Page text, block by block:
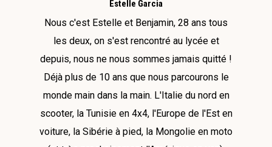
Estelle Garcia
Nous c'est Estelle et Benjamin, 28 ans tous
les deux, on s'est rencontré au lycée et
depuis, nous ne nous sommes jamais quitté !
Déjà plus de 10 ans que nous parcourons le
monde main dans la main. L'Italie du nord en
scooter, la Tunisie en 4x4, l'Europe de l'Est en
voiture, la Sibérie à pied, la Mongolie en moto